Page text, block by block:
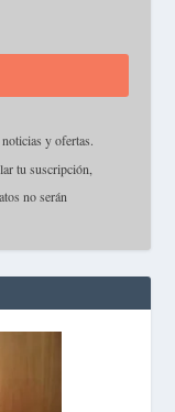
y ofertas.
tu suscripción,
no serán